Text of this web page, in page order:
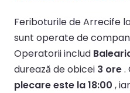
Feriboturile de Arrecife
sunt operate de
Operatorii includ
durează de obicei 3 ore.
plecare este la 18:00 ,